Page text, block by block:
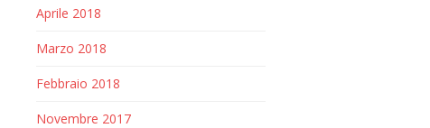
Aprile 2018
Marzo 2018
Febbraio 2018
Novembre 2017